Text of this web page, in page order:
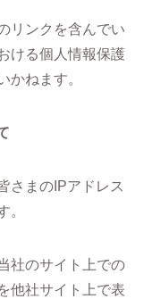
リンクを含んでい
ける個人情報保護
かねます。
さまのIPアドレス
。
社のサイト上での
他社サイト上で表